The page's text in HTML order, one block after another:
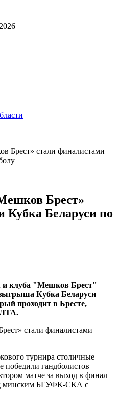
стали финалистами
Брест»
Кубка Беларуси по
и клуба "Мешков Брест"
Кубка Беларуси
проходит в Бресте,
турнира столичные
гандболистов
матче за выход в финал
минским БГУФК-СКА с